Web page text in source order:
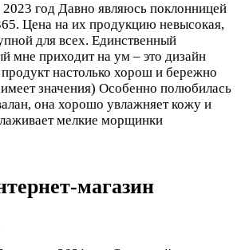
2023 год Давно являюсь поклонницей
Цена на их продукцию невысокая,
для всех. Единственный
мне приходит на ум – это дизайн
продукт настолько хорош и бережно
значения) Особенно полюбилась
она хорошо увлажняет кожу и
мелкие морщинки
магазин